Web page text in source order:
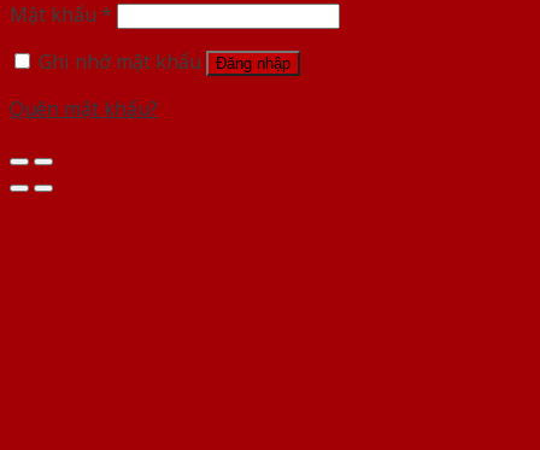
Mật khẩu *
Ghi nhớ mật khẩu
Đăng nhập
Quên mật khẩu?